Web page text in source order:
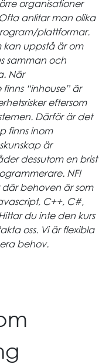
organisationer
anlitar man olika
plattformar.
kan uppstå är om
samman och
När
“inhouse” är
eftersom
Därför är det
finns inom
är
dessutom en brist
NFI
behoven är som
C++, C#,
du inte den kurs
oss. Vi är flexibla
behov.